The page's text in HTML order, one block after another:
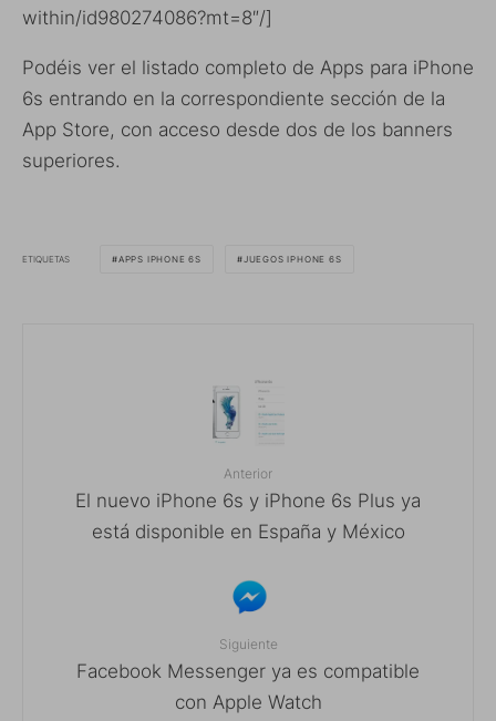
within/id980274086?mt=8″/]
Podéis ver el listado completo de Apps para iPhone
6s entrando en la correspondiente sección de la
App Store, con acceso desde dos de los banners
superiores.
ETIQUETAS APPS IPHONE 6S JUEGOS IPHONE 6S
Anterior
El nuevo iPhone 6s y iPhone 6s Plus ya
está disponible en España y México
Siguiente
Facebook Messenger ya es compatible
con Apple Watch